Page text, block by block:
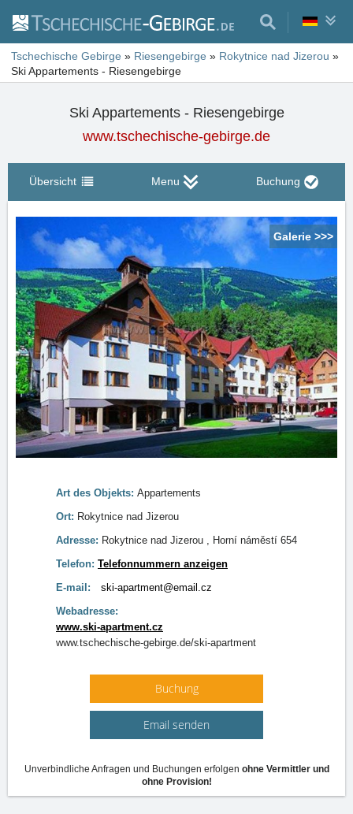
Tschechische Gebirge » Riesengebirge » Rokytnice nad Jizerou »
Ski Appartements - Riesengebirge
Ski Appartements - Riesengebirge
www.tschechische-gebirge.de
Übersicht Menu Buchung
Galerie >>>
Art des Objekts: Appartements
Ort: Rokytnice nad Jizerou
Adresse: Rokytnice nad Jizerou , Horní náměstí 654
Telefon: Telefonnummern anzeigen
E-mail:
ski-apartment@email.cz
Webadresse:
www.ski-apartment.cz
www.tschechische-gebirge.de/ski-apartment
Buchung
Email senden
Unverbindliche Anfragen und Buchungen erfolgen ohne Vermittler und
ohne Provision!